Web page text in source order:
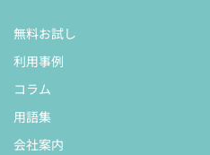
無料お試し
利用事例
コラム
用語集
会社案内